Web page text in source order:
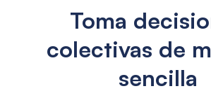
Toma
colectivas de
sencilla